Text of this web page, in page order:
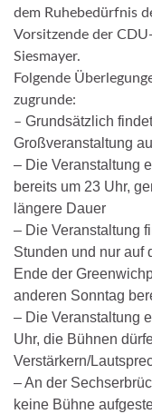
dem Ruhebedürfnis
Vorsitzende der
Siesmayer.
Folgende
zugrunde:
– Grundsätzlich
Großveranstaltung
– Die Veranstaltung
bereits um 23 Uhr,
längere Dauer
– Die Veranstaltung
Stunden und nur auf
Ende der
anderen Sonntag
– Die Veranstaltung
Uhr, die Bühnen
Verstärkern/
– An der
keine Bühne